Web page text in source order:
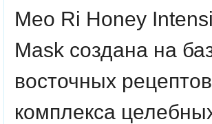
Meo Ri Honey
Mask создана на
восточных
комплекса